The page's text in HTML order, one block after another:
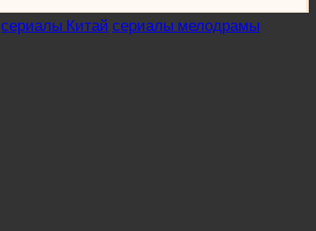
сериалы Китай сериалы мелодрамы